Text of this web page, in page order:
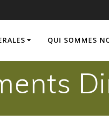
QUI SOMMES